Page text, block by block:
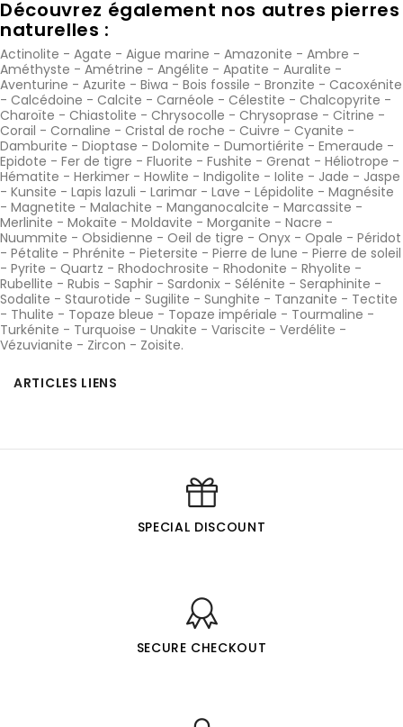
Découvrez également nos autres pierres
naturelles :
Actinolite - Agate - Aigue marine - Amazonite - Ambre -
Améthyste - Amétrine - Angélite - Apatite - Auralite -
Aventurine - Azurite - Biwa - Bois fossile - Bronzite - Cacoxénite
- Calcédoine - Calcite - Carnéole - Célestite - Chalcopyrite -
Charoïte - Chiastolite - Chrysocolle - Chrysoprase - Citrine -
Corail - Cornaline - Cristal de roche - Cuivre - Cyanite -
Damburite - Dioptase - Dolomite - Dumortiérite - Emeraude -
Epidote - Fer de tigre - Fluorite - Fushite - Grenat - Héliotrope -
Hématite - Herkimer - Howlite - Indigolite - Iolite - Jade - Jaspe
- Kunsite - Lapis lazuli - Larimar - Lave - Lépidolite - Magnésite
- Magnetite - Malachite - Manganocalcite - Marcassite -
Merlinite - Mokaïte - Moldavite - Morganite - Nacre -
Nuummite - Obsidienne - Oeil de tigre - Onyx - Opale - Péridot
- Pétalite - Phrénite - Pietersite - Pierre de lune - Pierre de soleil
- Pyrite - Quartz - Rhodochrosite - Rhodonite - Rhyolite -
Rubellite - Rubis - Saphir - Sardonix - Sélénite - Seraphinite -
Sodalite - Staurotide - Sugilite - Sunghite - Tanzanite - Tectite
- Thulite - Topaze bleue - Topaze impériale - Tourmaline -
Turkénite - Turquoise - Unakite - Variscite - Verdélite -
Vézuvianite - Zircon - Zoisite.
ARTICLES LIENS
SPECIAL DISCOUNT
SECURE CHECKOUT